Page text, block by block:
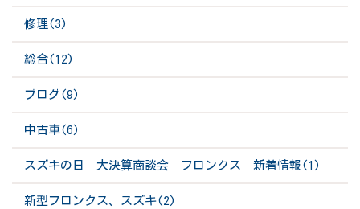
修理(3)
総合(12)
ブログ(9)
中古車(6)
スズキの日 大決算商談会 フロンクス 新着情報(1)
新型フロンクス、スズキ(2)